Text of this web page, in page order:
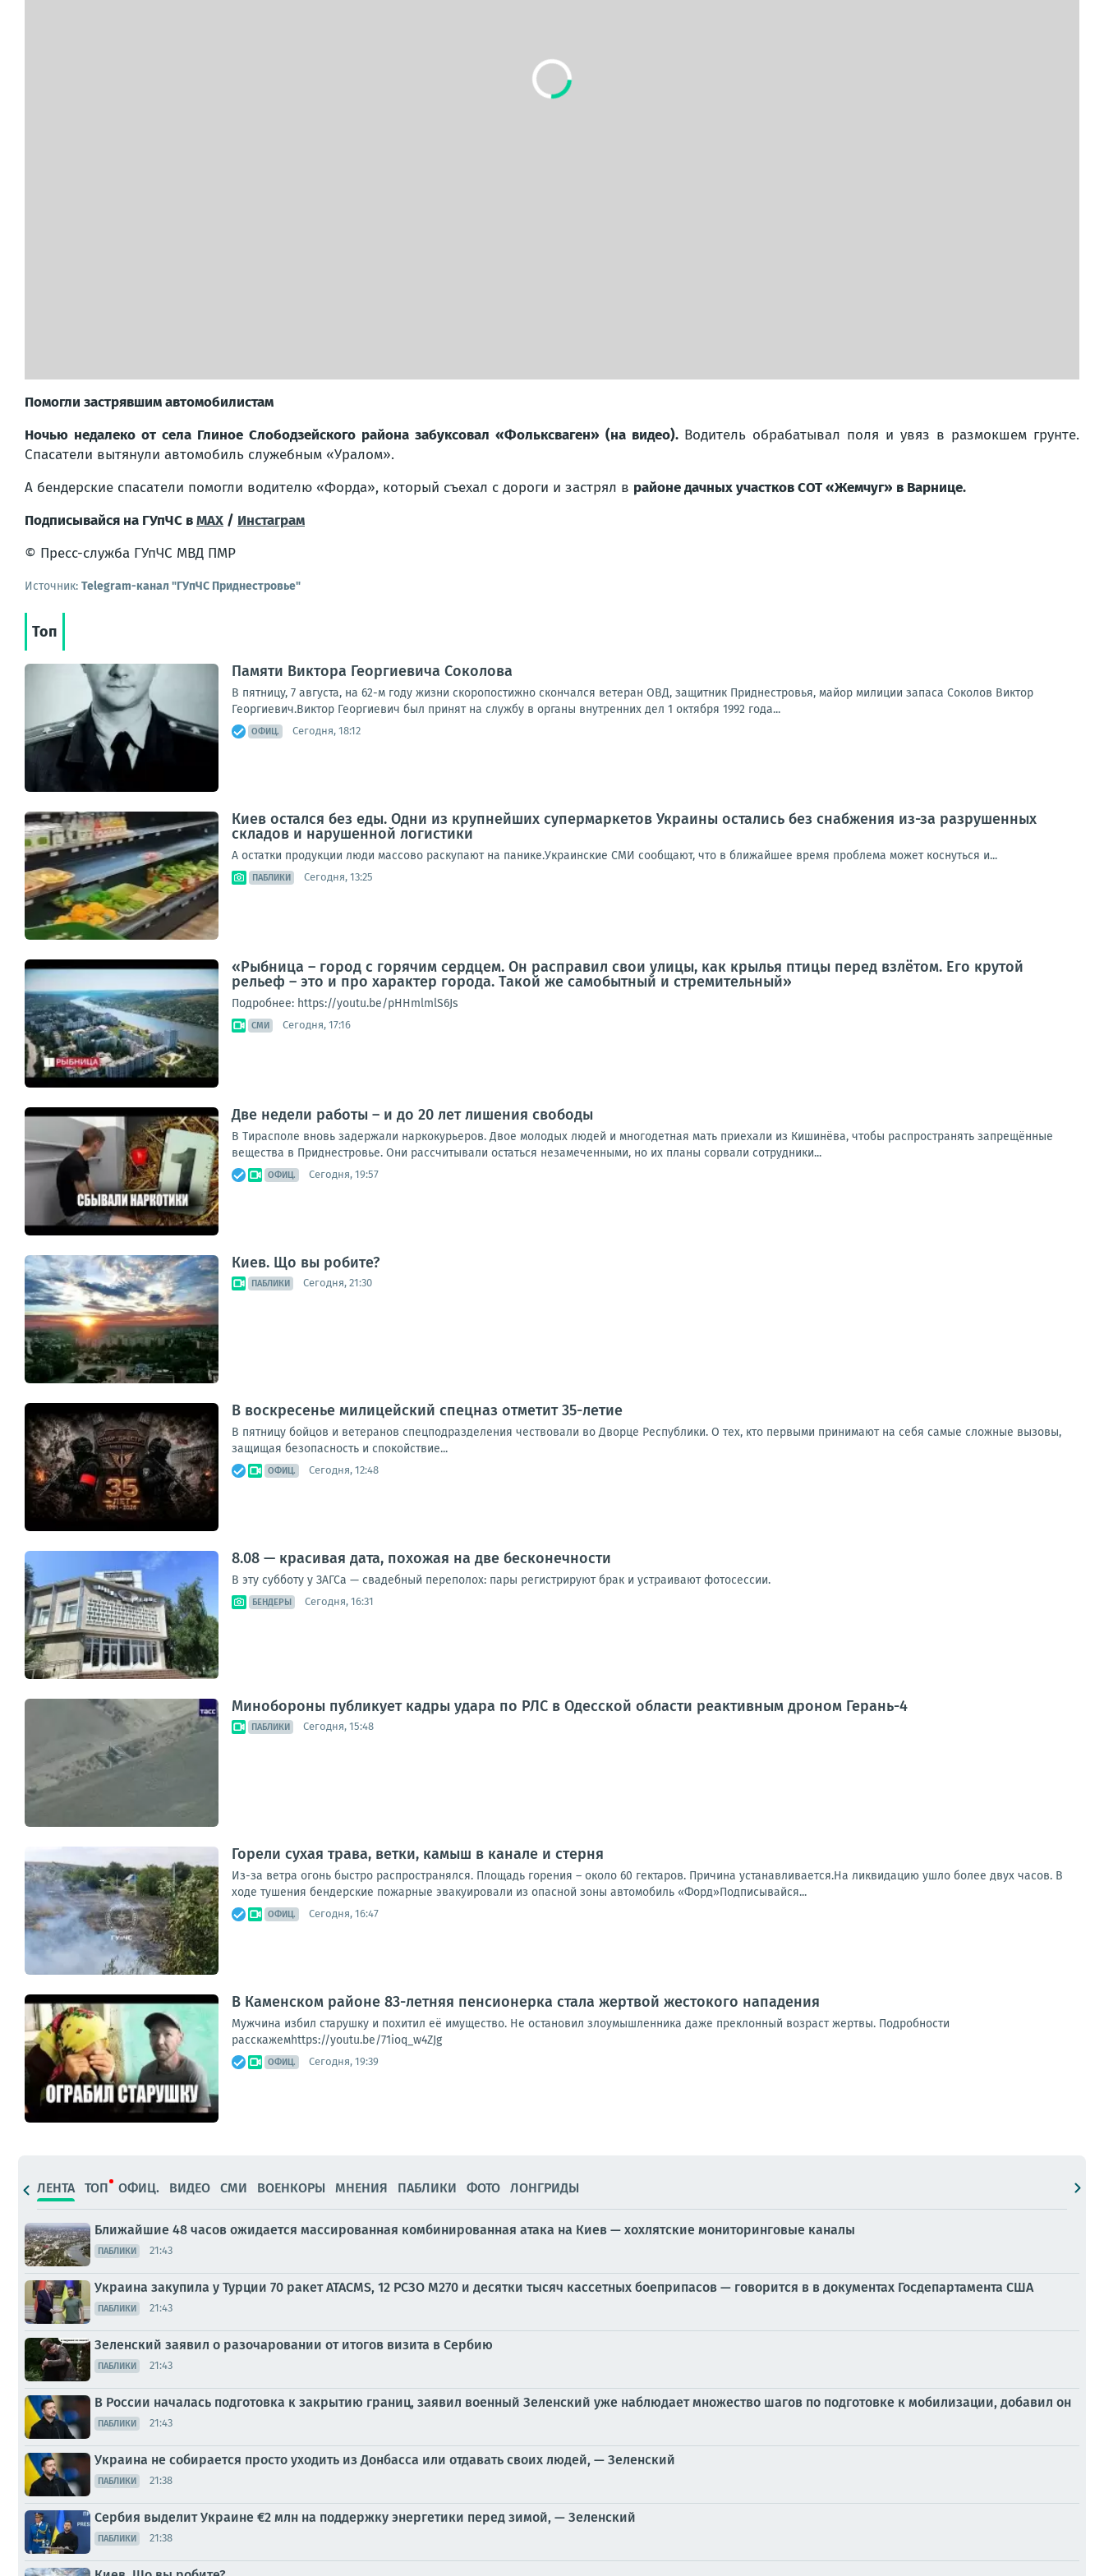
Помогли застрявшим автомобилистам
Ночью недалеко от села Глиное Слободзейского района забуксовал «Фольксваген» (на видео). Водитель обрабатывал поля и увяз в размокшем грунте.
Спасатели вытянули автомобиль служебным «Уралом».
А бендерские спасатели помогли водителю «Форда», который съехал с дороги и застрял в районе дачных участков СОТ «Жемчуг» в Варнице.
Подписывайся на ГУпЧС вMAX / Инстаграм
© Пресс-служба ГУпЧС МВД ПМР
Источник: Telegram-канал "ГУпЧС Приднестровье"
Топ
Памяти Виктора Георгиевича Соколова
В пятницу, 7 августа, на 62-м году жизни скоропостижно скончался ветеран ОВД, защитник Приднестровья, майор милиции запаса Соколов Виктор
Георгиевич.Виктор Георгиевич был принят на службу в органы внутренних дел 1 октября 1992 года...
ОФИЦ. Сегодня, 18:12
Киев остался без еды. Одни из крупнейших супермаркетов Украины остались без снабжения из-за разрушенных
складов и нарушенной логистики
А остатки продукции люди массово раскупают на панике.Украинские СМИ сообщают, что в ближайшее время проблема может коснуться и...
ПАБЛИКИ Сегодня, 13:25
«Рыбница – город с горячим сердцем. Он расправил свои улицы, как крылья птицы перед взлётом. Его крутой
рельеф – это и про характер города. Такой же самобытный и стремительный»
Подробнее: https://youtu.be/pHHmlmlS6Js
СМИ Сегодня, 17:16
Две недели работы – и до 20 лет лишения свободы
В Тирасполе вновь задержали наркокурьеров. Двое молодых людей и многодетная мать приехали из Кишинёва, чтобы распространять запрещённые
вещества в Приднестровье. Они рассчитывали остаться незамеченными, но их планы сорвали сотрудники...
ОФИЦ. Сегодня, 19:57
Киев. Що вы робите?
ПАБЛИКИ Сегодня, 21:30
В воскресенье милицейский спецназ отметит 35-летие
В пятницу бойцов и ветеранов спецподразделения чествовали во Дворце Республики. О тех, кто первыми принимают на себя самые сложные вызовы,
защищая безопасность и спокойствие...
ОФИЦ. Сегодня, 12:48
8.08 — красивая дата, похожая на две бесконечности
В эту субботу у ЗАГСа — свадебный переполох: пары регистрируют брак и устраивают фотосессии.
БЕНДЕРЫ Сегодня, 16:31
Минобороны публикует кадры удара по РЛС в Одесской области реактивным дроном Герань-4
ПАБЛИКИ Сегодня, 15:48
Горели сухая трава, ветки, камыш в канале и стерня
Из-за ветра огонь быстро распространялся. Площадь горения – около 60 гектаров. Причина устанавливается.На ликвидацию ушло более двух часов. В
ходе тушения бендерские пожарные эвакуировали из опасной зоны автомобиль «Форд»Подписывайся...
ОФИЦ. Сегодня, 16:47
В Каменском районе 83-летняя пенсионерка стала жертвой жестокого нападения
Мужчина избил старушку и похитил её имущество. Не остановил злоумышленника даже преклонный возраст жертвы. Подробности
расскажемhttps://youtu.be/71ioq_w4ZJg
ОФИЦ. Сегодня, 19:39
ЛЕНТА ТОП ОФИЦ. ВИДЕО СМИ ВОЕНКОРЫ МНЕНИЯ ПАБЛИКИ ФОТО ЛОНГРИДЫ
Ближайшие 48 часов ожидается массированная комбинированная атака на Киев — хохлятские мониторинговые каналы
ПАБЛИКИ 21:43
Украина закупила у Турции 70 ракет ATACMS, 12 РСЗО M270 и десятки тысяч кассетных боеприпасов — говорится в в документах Госдепартамента США
ПАБЛИКИ 21:43
Зеленский заявил о разочаровании от итогов визита в Сербию
ПАБЛИКИ 21:43
В России началась подготовка к закрытию границ, заявил военный Зеленский уже наблюдает множество шагов по подготовке к мобилизации, добавил он
ПАБЛИКИ 21:43
Украина не собирается просто уходить из Донбасса или отдавать своих людей, — Зеленский
ПАБЛИКИ 21:38
Сербия выделит Украине €2 млн на поддержку энергетики перед зимой, — Зеленский
ПАБЛИКИ 21:38